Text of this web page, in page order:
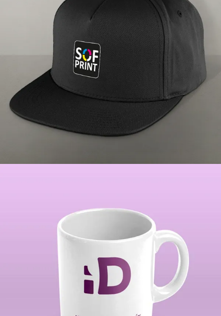
Gorras
Personalización
Sublimación
Personalización